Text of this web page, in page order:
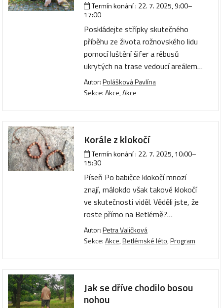
Termín konání : 22. 7. 2025, 9:00–
17:00
Poskládejte střípky skutečného
příběhu ze života rožnovského lidu
pomocí luštění šifer a rébusů
ukrytých na trase vedoucí areálem…
Autor:Polášková Pavlína
Sekce:Akce,Akce
Korále z klokočí
Termín konání : 22. 7. 2025, 10:00–
15:30
Píseň Po babičce klokočí mnozí
znají, málokdo však takové klokočí
ve skutečnosti viděl. Věděli jste, že
roste přímo na Betlémě?…
Autor:Petra Valičková
Sekce:Akce,Betlémské léto,Program
Jak se dříve chodilo bosou
nohou